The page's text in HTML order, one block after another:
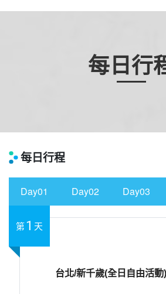
每日行
每日行程
Day01 Day02 Day03
第1 天
台北/新千歲(全日自由活動)